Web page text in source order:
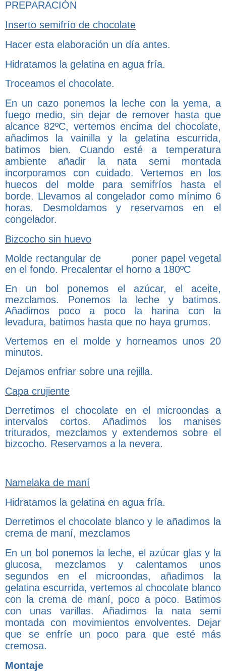
PREPARACIÓN
Inserto semifrío de chocolate
Hacer esta elaboración un día antes.
Hidratamos la gelatina en agua fría.
Troceamos el chocolate.
En un cazo ponemos la leche con la yema, a
fuego medio, sin dejar de remover hasta que
alcance 82ºC, vertemos encima del chocolate,
añadimos la vainilla y la gelatina escurrida,
batimos bien. Cuando esté a temperatura
ambiente añadir la nata semi montada
incorporamos con cuidado. Vertemos en los
huecos del molde para semifríos hasta el
borde. Llevamos al congelador como mínimo 6
horas. Desmoldamos y reservamos en el
congelador.
Bizcocho sin huevo
Molde rectangular de poner papel vegetal
en el fondo. Precalentar el horno a 180ºC
En un bol ponemos el azúcar, el aceite,
mezclamos. Ponemos la leche y batimos.
Añadimos poco a poco la harina con la
levadura, batimos hasta que no haya grumos.
Vertemos en el molde y horneamos unos 20
minutos.
Dejamos enfriar sobre una rejilla.
Capa crujiente
Derretimos el chocolate en el microondas a
intervalos cortos. Añadimos los manises
triturados, mezclamos y extendemos sobre el
bizcocho. Reservamos a la nevera.
Namelaka de maní
Hidratamos la gelatina en agua fría.
Derretimos el chocolate blanco y le añadimos la
crema de maní, mezclamos
En un bol ponemos la leche, el azúcar glas y la
glucosa, mezclamos y calentamos unos
segundos en el microondas, añadimos la
gelatina escurrida, vertemos al chocolate blanco
con la crema de maní, poco a poco. Batimos
con unas varillas. Añadimos la nata semi
montada con movimientos envolventes. Dejar
que se enfríe un poco para que esté más
cremosa.
Montaje